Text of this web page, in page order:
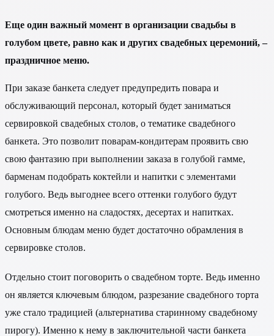
Еще один важный момент в организации свадьбы в
голубом цвете, равно как и других свадебных церемоний, –
праздничное меню.
При заказе банкета следует предупредить повара и
обслуживающий персонал, который будет заниматься
сервировкой свадебных столов, о тематике свадебного
банкета. Это позволит поварам-кондитерам проявить свю
свою фантазию при выполнении заказа в голубой гамме,
барменам подобрать коктейли и напитки с элементами
голубого. Ведь выгоднее всего оттенки голубого будут
смотреться именно на сладостях, десертах и напитках.
Основным блюдам меню будет достаточно обрамления в
сервировке столов.
Отдельно стоит поговорить о свадебном торте. Ведь именно
он является ключевым блюдом, разрезание свадебного торта
уже стало традицией (альтернатива старинному свадебному
пирогу). Именно к нему в заключительной части банкета